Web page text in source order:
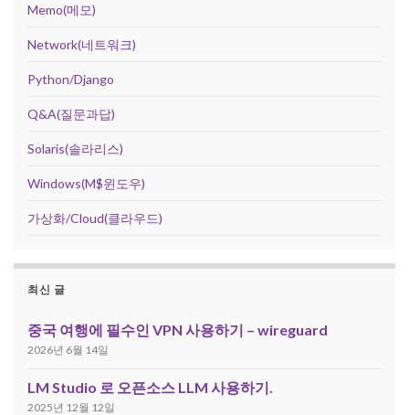
Memo(메모)
Network(네트워크)
Python/Django
Q&A(질문과답)
Solaris(솔라리스)
Windows(M$윈도우)
가상화/Cloud(클라우드)
최신 글
중국 여행에 필수인 VPN 사용하기 – wireguard
2026년 6월 14일
LM Studio 로 오픈소스 LLM 사용하기.
2025년 12월 12일